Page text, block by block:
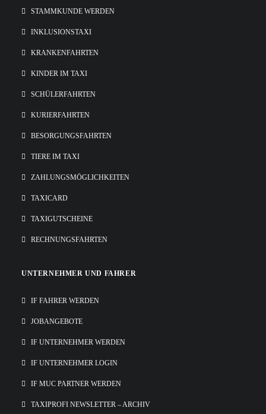
STAMMKUNDE WERDEN
INKLUSIONSTAXI
KRANKENFAHRTEN
KINDER IM TAXI
SCHÜLERFAHRTEN
KURIERFAHRTEN
BESORGUNGSFAHRTEN
TIERE IM TAXI
ZAHLUNGSMÖGLICHKEITEN
TAXICARD
TAXIGUTSCHEINE
RECHNUNGSFAHRTEN
UNTERNEHMER UND FAHRER
IF FAHRER WERDEN
JOBANGEBOTE
IF UNTERNEHMER WERDEN
IF UNTERNEHMER LOGIN
IF MUC PARTNER WERDEN
TAXIPROFI NEWSLETTER – ARCHIV